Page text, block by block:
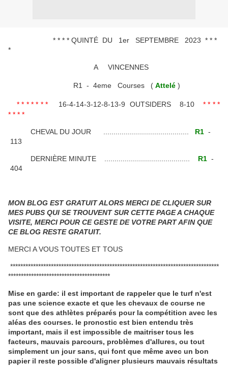
* * * * QUINTÉ DU 1er SEPTEMBRE 2023 * * *
*
A VINCENNES
R1 - 4eme Courses ( Attelé )
* * * * * * * 16-4-14-3-12-8-13-9 OUTSIDERS 8-10
* * * *
* * * *
CHEVAL DU JOUR .......................................... R1 -
113
DERNIÈRE MINUTE .......................................... R1 -
404
MON BLOG EST GRATUIT ALORS MERCI DE CLIQUER SUR
MES PUBS QUI SE TROUVENT SUR CETTE PAGE A CHAQUE
VISITE, MERCI POUR CE GESTE DE VOTRE PART AFIN QUE
CE BLOG RESTE GRATUIT.
MERCI A VOUS TOUTES ET TOUS
**********************************************************************************
****************************************
Mise en garde: il est important de rappeler que le turf n'est
pas une science exacte et que les chevaux de course ne
sont que des athlètes préparés pour la compétition avec les
aléas des courses. le pronostic est bien entendu très
important, mais il est impossible de maitriser tous les
facteurs, mauvais parcours, problèmes d'allures, ou tout
simplement un jour sans, qui font que même avec un bon
papier il reste possible d'aligner plusieurs mauvais résultats